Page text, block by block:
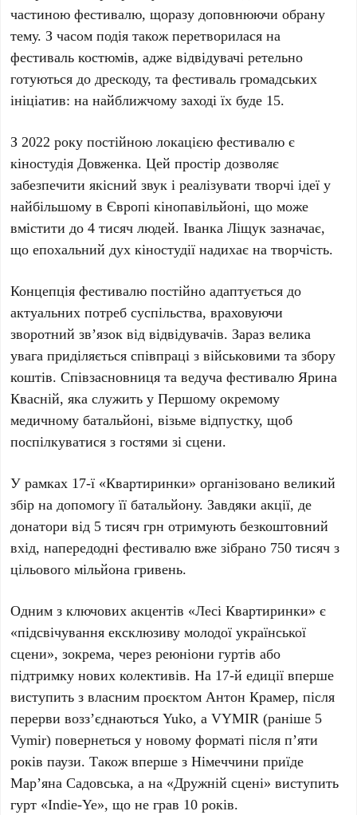
частиною фестивалю, щоразу доповнюючи обрану
тему. З часом подія також перетворилася на
фестиваль костюмів, адже відвідувачі ретельно
готуються до дрескоду, та фестиваль громадських
ініціатив: на найближчому заході їх буде 15.
З2022 року постійною локацією фестивалю є
кіностудія Довженка. Цей простір дозволяє
забезпечити якісний звук і реалізувати творчі ідеї у
найбільшому в Європі кінопавільйоні, що може
вмістити до4 тисяч людей.Іванка Ліщук зазначає,
що епохальний дух кіностудії надихає на творчість.
Концепція фестивалю постійно адаптується до
актуальних потреб суспільства, враховуючи
зворотний зв’язок від відвідувачів. Зараз велика
увага приділяється співпраці з військовими та збору
коштів. Співзасновниця та ведуча фестивалюЯрина
Квасній, яка служить уПершому окремому
медичному батальйоні, візьме відпустку, щоб
поспілкуватися з гостями зі сцени.
У рамках 17-ї «Квартиринки» організовано великий
збір на допомогу її батальйону. Завдяки акції, де
донатори від 5 тисяч грн отримують безкоштовний
вхід, напередодні фестивалю вже зібрано 750 тисяч з
цільового мільйона гривень.
Одним з ключових акцентів «Лесі Квартиринки» є
«підсвічування ексклюзиву молодої української
сцени», зокрема, через реюніони гуртів або
підтримку нових колективів. На 17-й едиції вперше
виступить з власним проєктомАнтон Крамер, після
перерви возз’єднаютьсяYuko, аVYMIR (раніше 5
Vymir) повернеться у новому форматі післяп’яти
років паузи. Також вперше зНімеччини приїде
Мар’яна Садовська, а на «Дружній сцені» виступить
гурт «Indie-Ye», що не грав 10 років.